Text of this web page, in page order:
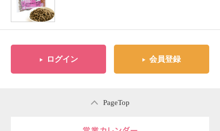
ログイン 会員登録
PageTop